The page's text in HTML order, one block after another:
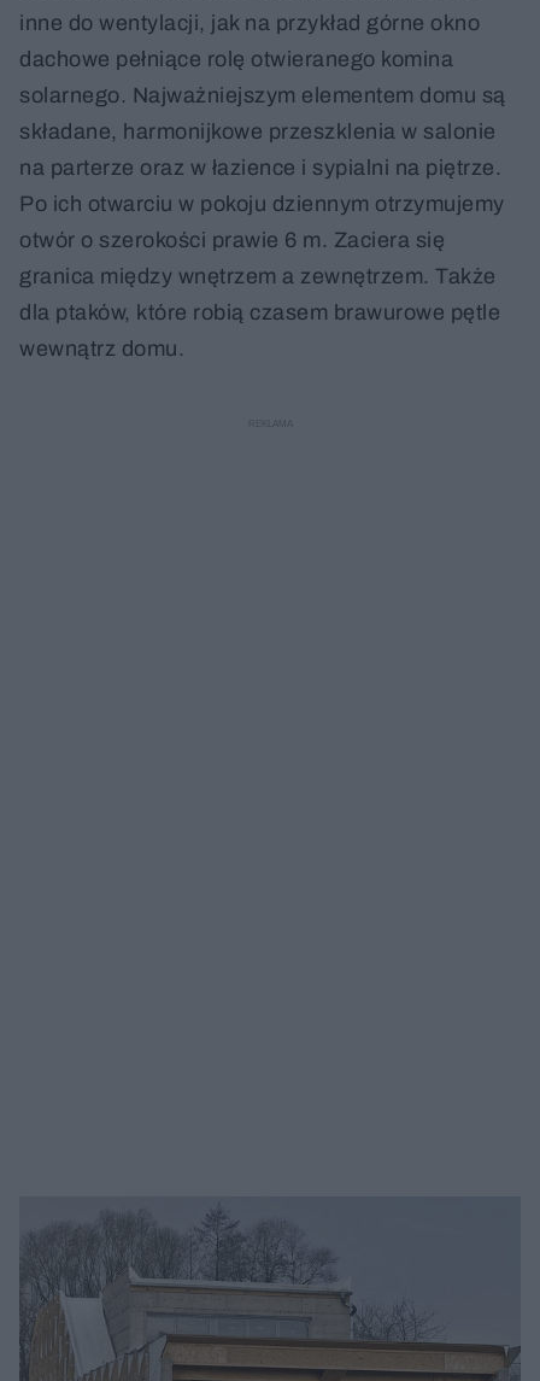
inne do wentylacji, jak na przykład górne okno
dachowe pełniące rolę otwieranego komina
solarnego. Najważniejszym elementem domu są
składane, harmonijkowe przeszklenia w salonie
na parterze oraz w łazience i sypialni na piętrze.
Po ich otwarciu w pokoju dziennym otrzymujemy
otwór o szerokości prawie 6 m. Zaciera się
granica między wnętrzem a zewnętrzem. Także
dla ptaków, które robią czasem brawurowe pętle
wewnątrz domu.